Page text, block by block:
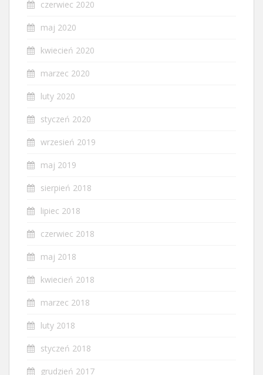
czerwiec 2020
maj 2020
kwiecień 2020
marzec 2020
luty 2020
styczeń 2020
wrzesień 2019
maj 2019
sierpień 2018
lipiec 2018
czerwiec 2018
maj 2018
kwiecień 2018
marzec 2018
luty 2018
styczeń 2018
grudzień 2017